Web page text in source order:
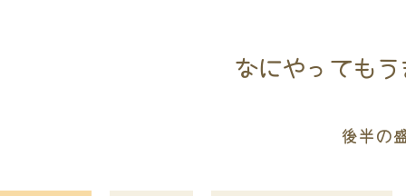
なにやっても
後半の